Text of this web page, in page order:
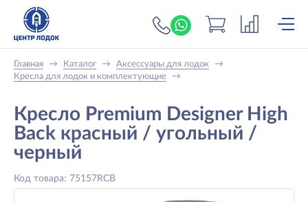
+7 (919) 698-56-
Главная → Каталог → Аксессуары для лодок
→
Кресла для лодок и комплектующие
→
Кресло Premium Designer High
Back красный / угольный /
черный
Код товара: 75157RCB